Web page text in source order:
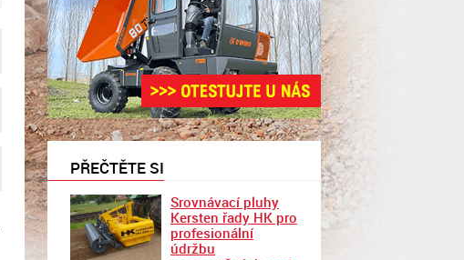
PŘEČTĚTE SI
Srovnávací pluhy
Kersten řady HK pro
profesionální
údržbu